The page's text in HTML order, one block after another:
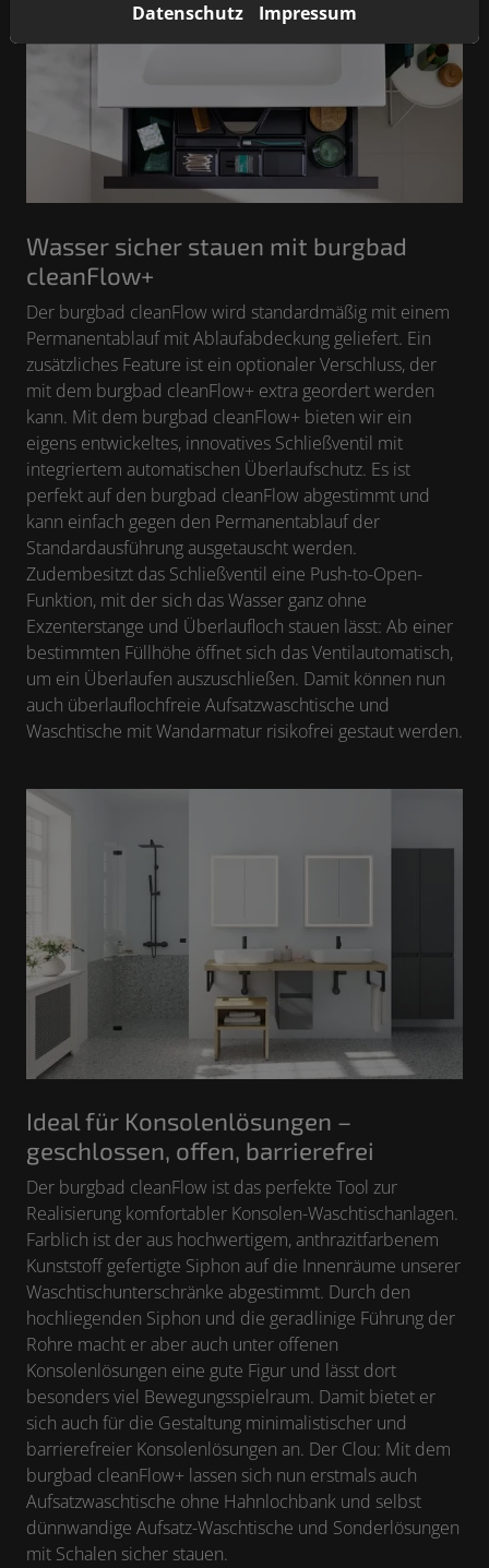
Wasser sicher stauen mit burgbad
cleanFlow+
Der burgbad cleanFlow wird standardmäßig mit einem
Permanentablauf mit Ablaufabdeckung geliefert. Ein
zusätzliches Feature ist ein optionaler Verschluss, der
mit dem burgbad cleanFlow+ extra geordert werden
kann. Mit dem burgbad cleanFlow+ bieten wir ein
eigens entwickeltes, innovatives Schließventil mit
integriertem automatischen Überlaufschutz. Es ist
perfekt auf den burgbad cleanFlow abgestimmt und
kann einfach gegen den Permanentablauf der
Standardausführung ausgetauscht werden.
Zudembesitzt das Schließventil eine Push-to-Open-
Funktion, mit der sich das Wasser ganz ohne
Exzenterstange und Überlaufloch stauen lässt: Ab einer
bestimmten Füllhöhe öffnet sich das Ventilautomatisch,
um ein Überlaufen auszuschließen. Damit können nun
auch überlauflochfreie Aufsatzwaschtische und
Waschtische mit Wandarmatur risikofrei gestaut werden.
Ideal für Konsolenlösungen –
geschlossen, offen, barrierefrei
Der burgbad cleanFlow ist das perfekte Tool zur
Realisierung komfortabler Konsolen-Waschtischanlagen.
Farblich ist der aus hochwertigem, anthrazitfarbenem
Kunststoff gefertigte Siphon auf die Innenräume unserer
Waschtischunterschränke abgestimmt. Durch den
hochliegenden Siphon und die geradlinige Führung der
Rohre macht er aber auch unter offenen
Konsolenlösungen eine gute Figur und lässt dort
besonders viel Bewegungsspielraum. Damit bietet er
sich auch für die Gestaltung minimalistischer und
barrierefreier Konsolenlösungen an. Der Clou: Mit dem
burgbad cleanFlow+ lassen sich nun erstmals auch
Aufsatzwaschtische ohne Hahnlochbank und selbst
dünnwandige Aufsatz-Waschtische und Sonderlösungen
mit Schalen sicher stauen.
Datenschutz Impressum